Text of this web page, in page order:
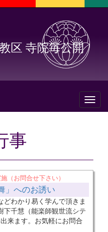
区 寺院毎公開
Toggle
事
（お問合せ下さい）
」へのお誘い
どわかり易く学んで頂きま
下千慧（能楽師観世流シテ
来ます。お気軽にお問合